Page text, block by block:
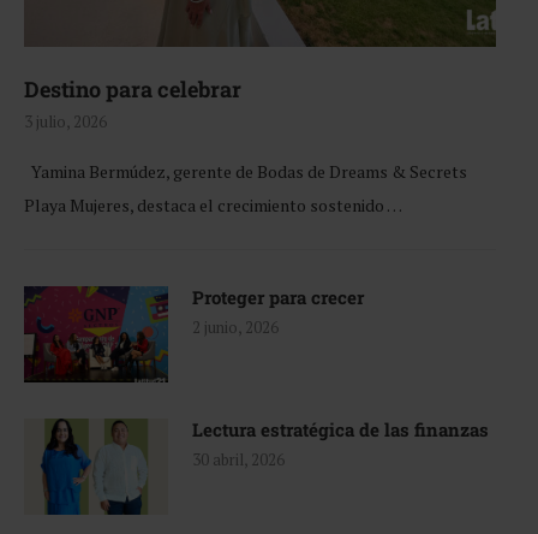
Destino para celebrar
3 julio, 2026
Yamina Bermúdez, gerente de Bodas de Dreams & Secrets
Playa Mujeres, destaca el crecimiento sostenido …
Proteger para crecer
2 junio, 2026
Lectura estratégica de las finanzas
30 abril, 2026